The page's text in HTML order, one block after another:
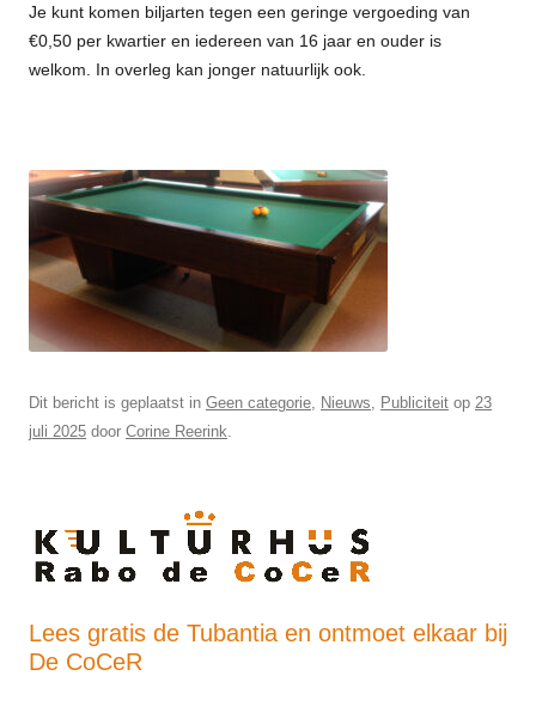
Je kunt komen biljarten tegen een geringe vergoeding van
€0,50 per kwartier en iedereen van 16 jaar en ouder is
welkom. In overleg kan jonger natuurlijk ook.
Dit bericht is geplaatst in Geen categorie Nieuws Publiciteit op 23
juli 2025 door Corine Reerink
Lees gratis de Tubantia en ontmoet elkaar bij
De CoCeR